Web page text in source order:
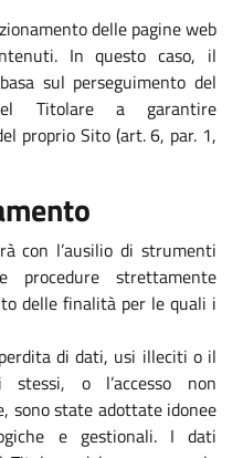
delle pagine web
In questo caso, il
sul perseguimento del
Titolare a garantire
proprio Sito (art. 6, par. 1,
con l’ausilio di strumenti
strettamente
delle finalità per le quali i
di dati, usi illeciti o il
o l’accesso non
sono state adottate idonee
e gestionali. I dati